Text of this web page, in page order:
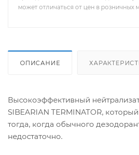
может отличаться от цен в розничных
ОПИСАНИЕ
Высокоэффективный
SIBEARIAN TERMINATOR,
тогда, когда обычного
недостаточно.